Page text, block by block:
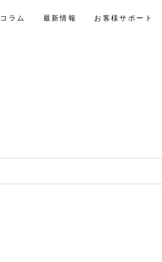
コラム 最新情報 お客様サポート